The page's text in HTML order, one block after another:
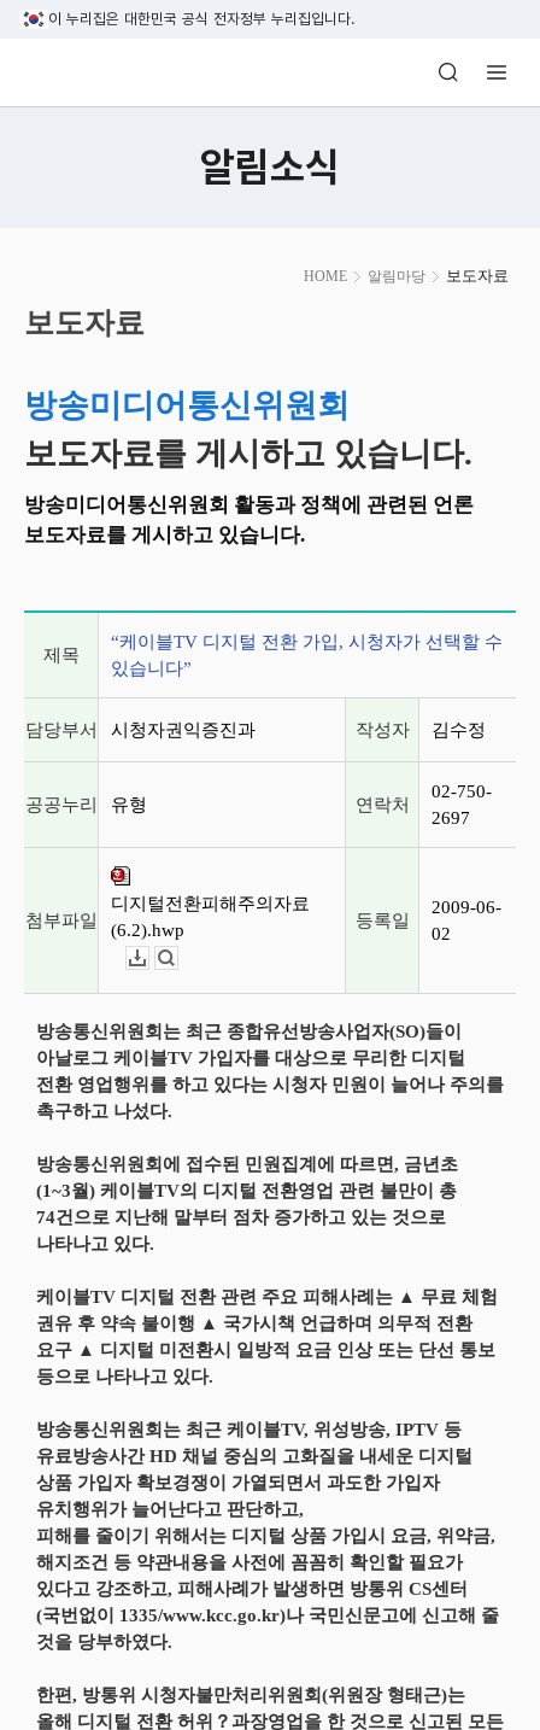
본문 바로가기
이 누리집은 대한민국 공식 전자정부 누리집입니다.
방송미디어통신위원회 Korea Media
알림소식
HOME 알림마당 보도자료
시
작
보도자료
방송미디어통신위원회
보도자료를 게시하고 있습니다.
방송미디어통신위원회 활동과 정책에 관련된 언론
보도자료를 게시하고 있습니다.
제목
“케이블TV 디지털 전환 가입, 시청자가 선택할 수
있습니다”
담당부서 시청자권익증진과 작성자 김수정
공공누리 유형 연락처
02-750-
2697
첨부파일
디지털전환피해주의자료
(6.2).hwp
등록일
2009-06-
02
방송통신위원회는 최근 종합유선방송사업자(SO)들이
아날로그 케이블TV 가입자를 대상으로 무리한 디지털
전환 영업행위를 하고 있다는 시청자 민원이 늘어나 주의를
촉구하고 나섰다.
방송통신위원회에 접수된 민원집계에 따르면, 금년초
(1~3월) 케이블TV의 디지털 전환영업 관련 불만이 총
74건으로 지난해 말부터 점차 증가하고 있는 것으로
나타나고 있다.
케이블TV 디지털 전환 관련 주요 피해사례는 ▲ 무료 체험
권유 후 약속 불이행 ▲ 국가시책 언급하며 의무적 전환
요구 ▲ 디지털 미전환시 일방적 요금 인상 또는 단선 통보
등으로 나타나고 있다.
방송통신위원회는 최근 케이블TV, 위성방송, IPTV 등
유료방송사간 HD 채널 중심의 고화질을 내세운 디지털
상품 가입자 확보경쟁이 가열되면서 과도한 가입자
유치행위가 늘어난다고 판단하고,
피해를 줄이기 위해서는 디지털 상품 가입시 요금, 위약금,
해지조건 등 약관내용을 사전에 꼼꼼히 확인할 필요가
있다고 강조하고, 피해사례가 발생하면 방통위 CS센터
(국번없이 1335/www.kcc.go.kr)나 국민신문고에 신고해 줄
것을 당부하였다.
한편, 방통위 시청자불만처리위원회(위원장 형태근)는
올해 디지털 전환 허위？과장영업을 한 것으로 신고된 모든